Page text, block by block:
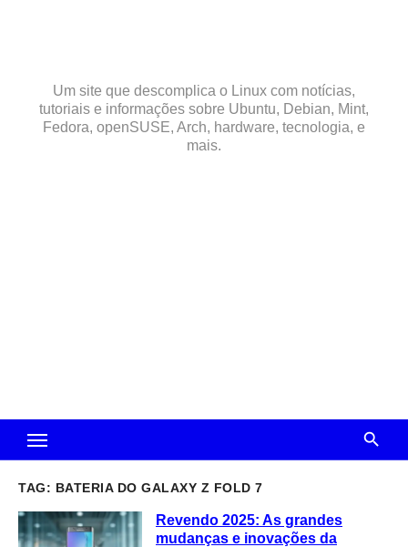
Um site que descomplica o Linux com notícias,
tutoriais e informações sobre Ubuntu, Debian, Mint,
Fedora, openSUSE, Arch, hardware, tecnologia, e
mais.
TAG: BATERIA DO GALAXY Z FOLD 7
Revendo 2025: As grandes
mudanças e inovações da